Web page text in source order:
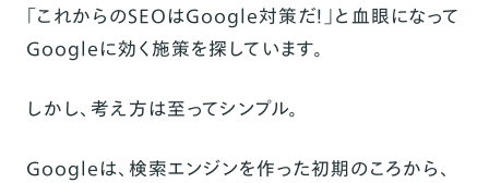
「これからのSEOはGoogle対策だ！」と血眼になって
Googleに効く施策を探しています。
しかし、考え方は至ってシンプル。
Googleは、検索エンジンを作った初期のころから、